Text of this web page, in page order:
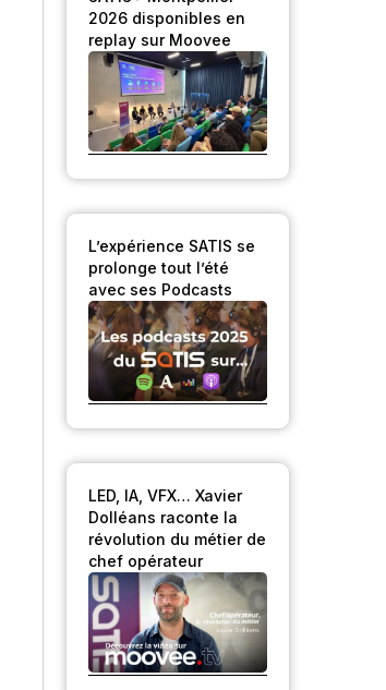
2026 disponibles en
replay sur Moovee
L’expérience SATIS se
prolonge tout l’été
avec ses Podcasts
LED, IA, VFX… Xavier
Dolléans raconte la
révolution du métier de
chef opérateur